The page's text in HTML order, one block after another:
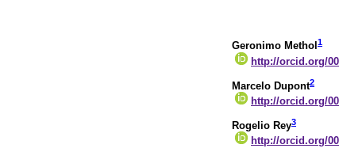
Geronimo Methol 1
http://orcid.org/
Marcelo Dupont2
http://orcid.org/
Rogelio Rey3
http://orcid.org/